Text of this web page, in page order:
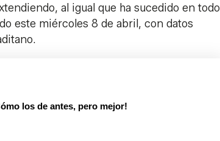
al igual que ha sucedido en todo
este miércoles 8 de abril, con datos
los de antes, pero mejor!